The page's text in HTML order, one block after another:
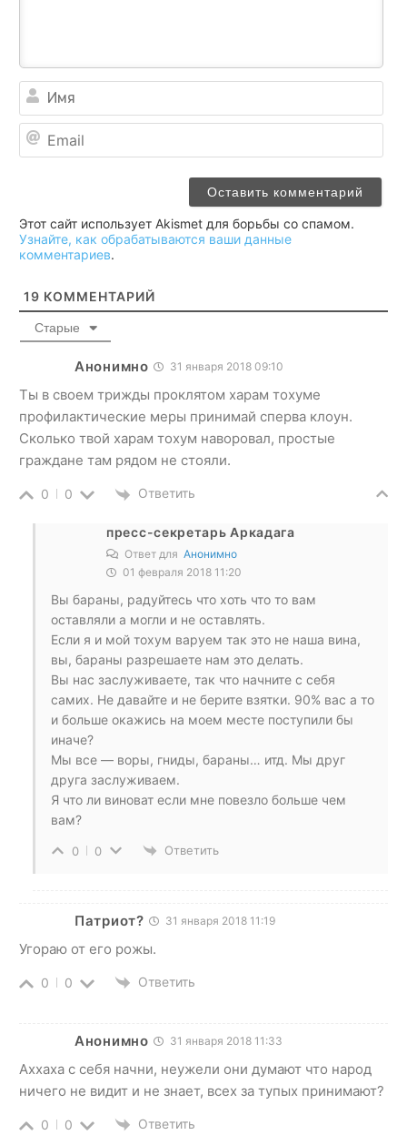
Этот сайт использует Akismet для борьбы со спамом.
Узнайте, как обрабатываются ваши данные
комментариев.
19 КОММЕНТАРИЙ
Старые
Анонимно 31 января 2018 09:10
Ты в своем трижды проклятом харам тохуме
профилактические меры принимай сперва клоун.
Сколько твой харам тохум наворовал, простые
граждане там рядом не стояли.
0 0 Ответить
пресс-секретарь Аркадага
Ответ для Анонимно
01 февраля 2018 11:20
Вы бараны, радуйтесь что хоть что то вам
оставляли а могли и не оставлять.
Если я и мой тохум варуем так это не наша вина,
вы, бараны разрешаете нам это делать.
Вы нас заслуживаете, так что начните с себя
самих. Не давайте и не берите взятки. 90% вас а то
и больше окажись на моем месте поступили бы
иначе?
Мы все — воры, гниды, бараны… итд. Мы друг
друга заслуживаем.
Я что ли виноват если мне повезло больше чем
вам?
0 0 Ответить
Патриот? 31 января 2018 11:19
Угораю от его рожы.
0 0 Ответить
Анонимно 31 января 2018 11:33
Аххаха с себя начни, неужели они думают что народ
ничего не видит и не знает, всех за тупых принимают?
0 0 Ответить